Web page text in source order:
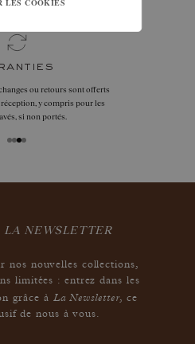
ou retours sont offerts
y compris pour les
si non portés.
LA NEWSLETTER
nos nouvelles collections,
limitées : entrez dans les
grâce à La Newsletter,ce
de nous à vous.